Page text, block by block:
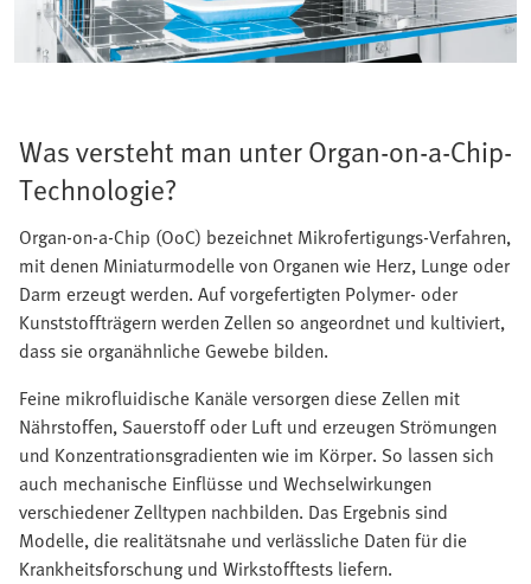
Was versteht man unter Organ-on-a-Chip-
Technologie?
Organ‑on‑a‑Chip (OoC) bezeichnet Mikrofertigungs-Verfahren,
mit denen Miniaturmodelle von Organen wie Herz, Lunge oder
Darm erzeugt werden. Auf vorgefertigten Polymer‑ oder
Kunststoffträgern werden Zellen so angeordnet und kultiviert,
dass sie organähnliche Gewebe bilden.
Feine mikrofluidische Kanäle versorgen diese Zellen mit
Nährstoffen, Sauerstoff oder Luft und erzeugen Strömungen
und Konzentrationsgradienten wie im Körper. So lassen sich
auch mechanische Einflüsse und Wechselwirkungen
verschiedener Zelltypen nachbilden. Das Ergebnis sind
Modelle, die realitätsnahe und verlässliche Daten für die
Krankheitsforschung und Wirkstofftests liefern.